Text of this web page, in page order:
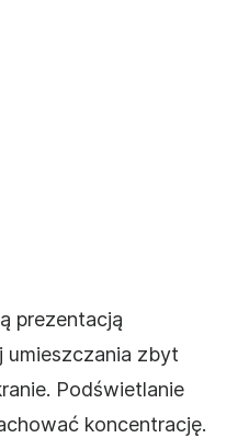
prezentacją
umieszczania zbyt
Podświetlanie
koncentrację.